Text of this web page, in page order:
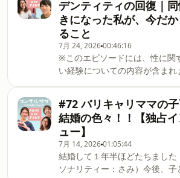
り添えるのかについても、当事
感じてきたことをお話しいただ
た。否定することでも、無理に
めつけることでもなく、まずそ
に耳を傾けること。たまえさん
通して、性の葛藤やアイデンテ
そして人に寄り添うということ
考えるエピソードです。性の混
人に向けたホー
普段はなかなか話せない本音や
葛藤、弱さや失敗を安心して分
る「クリスチャン版本音カード
を作ることになりました！今回
ドの名前や質問内容を皆さんと
えるオンラインイベントを開催
📅 2026年8月14日（金）💬
会🃏 20:30〜 ブレストスタート
イン（Zoom）一緒にこの「本
ムーブメント」に参加されたい
下のリンクからぜひお申し込み
👇
デンティティの回復｜
きになった私が、今だ
ること
7月 24, 202600:46:16
※このエピソードには、性に関
い経験についての内容が含まれ
い。今回のゲストは、たまえさ
頃から抱えてきた性にまつわる
自分の性やアイデンティティへ
そして同性を好きになった経験
て、これまでの歩みを率直に語
さいました。簡単に答えを出す
く、一人の人がどのような葛藤
#72 バリキャリママの子
結婚の色々！！【独占
ュー】
7月 14, 202601:05:44
結婚して１年半ほどたちました
ソナリティー：さみ）今後、子